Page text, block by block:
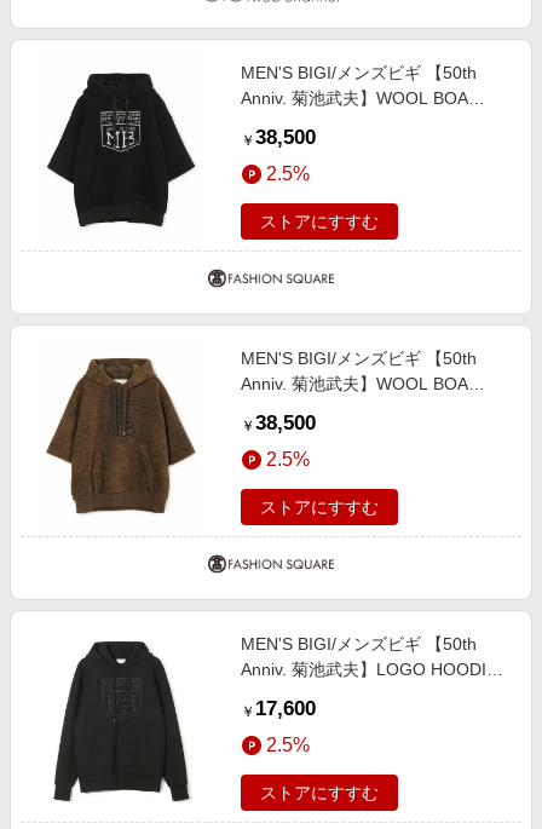
MEN'S BIGI/メンズビギ 【50th
Anniv. 菊池武夫】WOOL BOA
￥ 38,500
2.5%
ストアにすすむ
MEN'S BIGI/メンズビギ 【50th
Anniv. 菊池武夫】WOOL BOA
￥ 38,500
2.5%
ストアにすすむ
MEN'S BIGI/メンズビギ 【50th
Anniv. 菊池武夫】LOGO HOODIE
￥ 17,600
2.5%
ストアにすすむ